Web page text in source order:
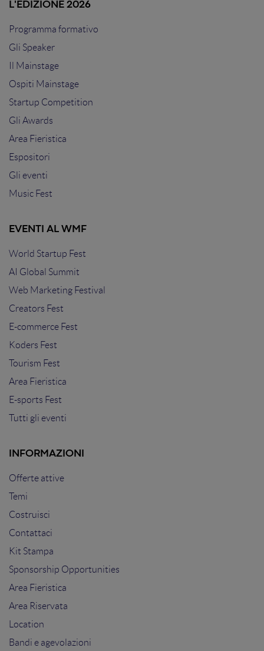
L'EDIZIONE 2026
Programma formativo
Gli Speaker
Il Mainstage
Ospiti Mainstage
Startup Competition
Gli Awards
Area Fieristica
Espositori
Gli eventi
Music Fest
EVENTI AL WMF
World Startup Fest
AI Global Summit
Web Marketing Festival
Creators Fest
E-commerce Fest
Koders Fest
Tourism Fest
Area Fieristica
E-sports Fest
Tutti gli eventi
INFORMAZIONI
Offerte attive
Temi
Costruisci
Contattaci
Kit Stampa
Sponsorship Opportunities
Area Fieristica
Area Riservata
Location
Bandi e agevolazioni